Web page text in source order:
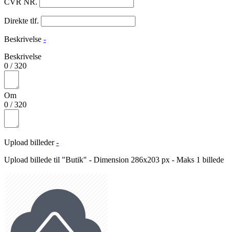
CVR NR.
Direkte tlf.
Beskrivelse -
Beskrivelse
0 /320
Om
0 /320
Upload billeder -
Upload billede til "Butik" - Dimension 286x203 px - Maks 1 billede